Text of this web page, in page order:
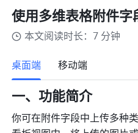
使用多维表格附件字
本文阅读时长：7 分钟
桌面端
移动端
一、功能简介
你可在附件字段中上传多种